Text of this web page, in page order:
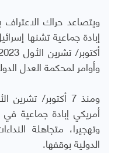
ويتصاعد حراك
وأوامر لمحكمة العدل
أمريكي إبادة جماعية
وتهجيرا، متجاهلة
الدولية بوقفها.